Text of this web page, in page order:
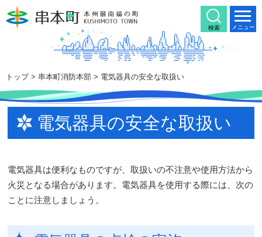
文
メニュー
トップ> 串本町消防本部 > 電気器具の安全な取扱い
検索
電気器具の安全な取扱い
電気器具は便利なものですが、取扱いの不注意や使用方法から
火災となる場合があります。電気器具を使用する際には、次の
ことに注意しましょう。